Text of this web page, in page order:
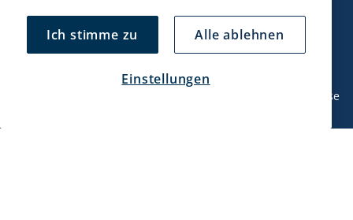
Kontaktiere uns!
hallo@snusmarkt.ch
Mo/Di: 08:30-17 Uhr (Pause 12-13) Mi/Do: 10:30-19 Uhr (Pause
Ich stimme zu Alle ablehnen
Einstellungen